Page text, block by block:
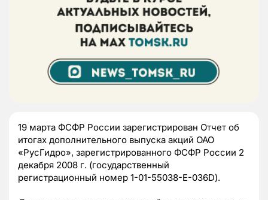
19 марта ФСФР России зарегистрирован Отчет об
итогах дополнительного выпуска акций ОАО
«РусГидро», зарегистрированного ФСФР России 2
декабря 2008 г. (государственный
регистрационный номер 1-01-55038-Е-036D).